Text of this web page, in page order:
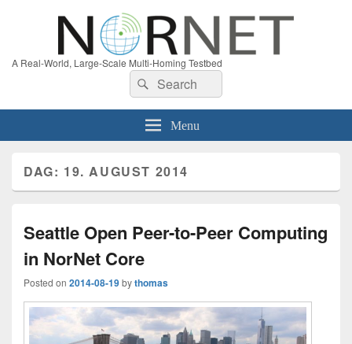
A Real-World, Large-Scale Multi-Homing Testbed
Search
for:
Search
Menu
DAG: 19. AUGUST 2014
Seattle Open Peer-to-Peer Computing
in NorNet Core
Posted on 2014-08-19bythomas